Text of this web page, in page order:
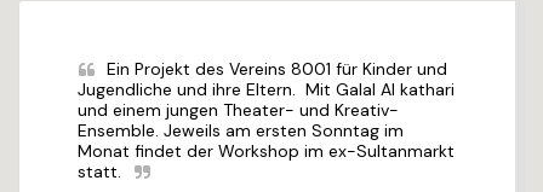
Ein Projekt des Vereins 8001 für Kinder und
Jugendliche und ihre Eltern.  Mit Galal Al kathari
und einem jungen Theater- und Kreativ-
Ensemble. Jeweils am ersten Sonntag im
Monat findet der Workshop im ex-Sultanmarkt
statt.